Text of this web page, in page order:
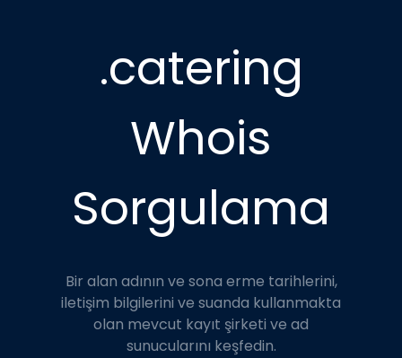
.catering
Whois
Sorgulama
Bir alan adının ve sona erme tarihlerini,
iletişim bilgilerini ve suanda kullanmakta
olan mevcut kayıt şirketi ve ad
sunucularını keşfedin.